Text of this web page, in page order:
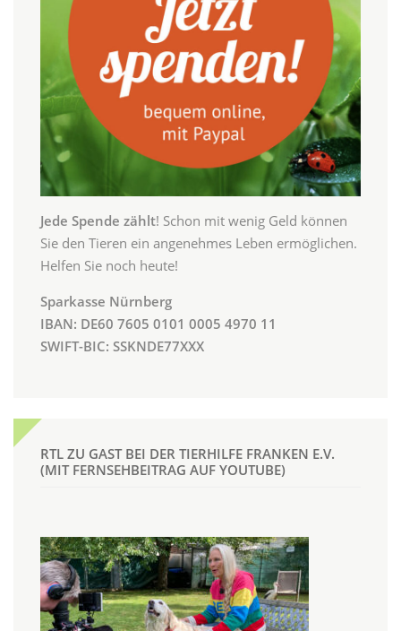
Jede Spende zählt! Schon mit wenig Geld können
Sie den Tieren ein angenehmes Leben ermöglichen.
Helfen Sie noch heute!
Sparkasse Nürnberg
IBAN: DE60 7605 0101 0005 4970 11
SWIFT-BIC: SSKNDE77XXX
RTL ZU GAST BEI DER TIERHILFE FRANKEN E.V.
(MIT FERNSEHBEITRAG AUF YOUTUBE)